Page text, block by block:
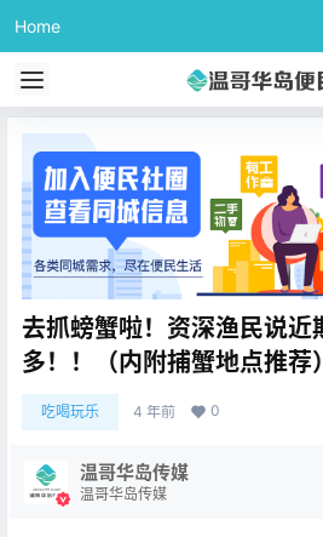
Home
去抓螃蟹啦！资深渔民说近
多！！（内附捕蟹地点推荐）
吃喝玩乐 4 年前 0
温哥华岛传媒
温哥华岛传媒